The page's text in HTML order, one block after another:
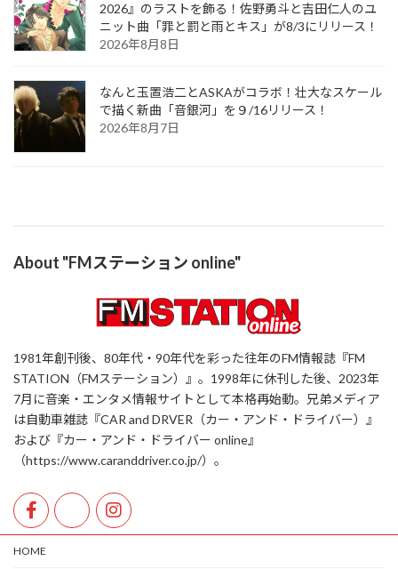
2026』のラストを飾る！佐野勇斗と吉田仁人のユ
ニット曲「罪と罰と雨とキス」が8/3にリリース！
2026年8月8日
なんと玉置浩二とASKAがコラボ！壮大なスケール
で描く新曲「音銀河」を９/16リリース！
2026年8月7日
About "FMステーション online"
1981年創刊後、80年代・90年代を彩った往年のFM情報誌『FM
STATION（FMステーション）』。1998年に休刊した後、2023年
7月に音楽・エンタメ情報サイトとして本格再始動。兄弟メディア
は自動車雑誌『CAR and DRVER（カー・アンド・ドライバー）』
および『カー・アンド・ドライバー online』
（https://www.caranddriver.co.jp/）。
HOME